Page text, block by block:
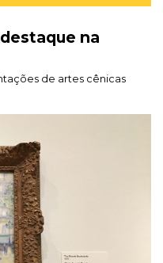
na
de artes cênicas